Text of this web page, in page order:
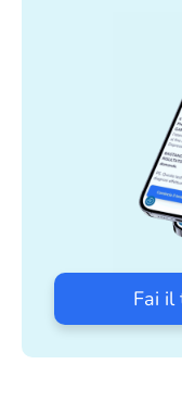
Fai il